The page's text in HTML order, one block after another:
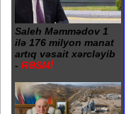
Saleh Məmmədov 1
ilə 176 milyon manat
artıq vəsait xərcləyib
- RƏSMİ